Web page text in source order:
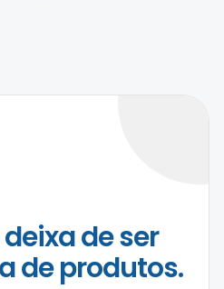
de ser
de produtos.